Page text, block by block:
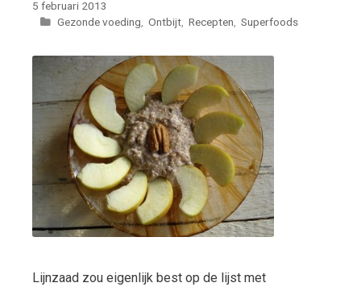
5 februari 2013
Categorieën
Gezonde voeding, Ontbijt, Recepten, Superfoods
Lijnzaad zou eigenlijk best op de lijst met